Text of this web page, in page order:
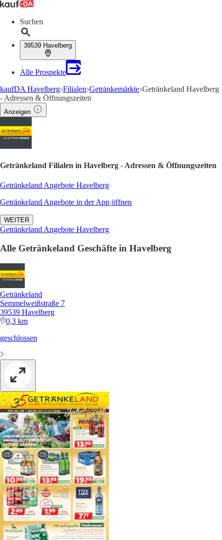
Suchen
39539 Havelberg
Alle Prospekte
kaufDA Havelberg Filialen Getränkemärkte Getränkeland Havelberg
- Adressen & Öffnungszeiten
Anzeigen
Getränkeland Filialen in Havelberg - Adressen & Öffnungszeiten
Getränkeland Angebote Havelberg
Getränkeland Angebote in der App öffnen
WEITER
Getränkeland Angebote Havelberg
Alle Getränkeland Geschäfte in Havelberg
Getränkeland
Semmelweißstraße 7
39539 Havelberg
0,3 km
geschlossen